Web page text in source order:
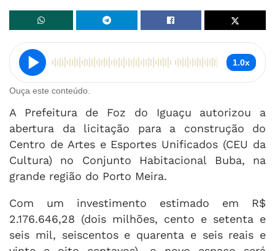
1.0x
Ouça este conteúdo.
A Prefeitura de Foz do Iguaçu autorizou a
abertura da licitação para a construção do
Centro de Artes e Esportes Unificados (CEU da
Cultura) no Conjunto Habitacional Buba, na
grande região do Porto Meira.
Com um investimento estimado em R$
2.176.646,28 (dois milhões, cento e setenta e
seis mil, seiscentos e quarenta e seis reais e